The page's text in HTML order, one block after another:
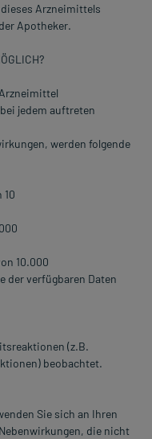
Arzneimittels
Apotheker.
jedem auftreten
werden folgende
10
10.000
der verfügbaren Daten
(z.B.
beobachtet.
Sie sich an Ihren
die nicht